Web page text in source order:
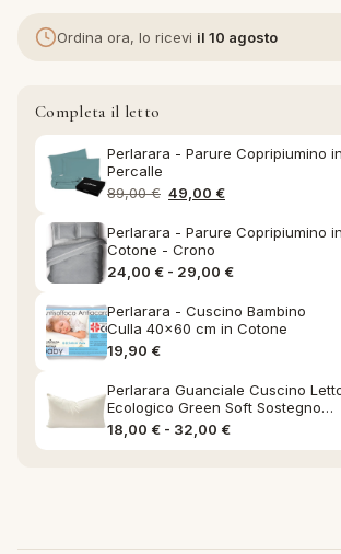
Ordina ora, lo ricevi il 10 agosto
Completa il letto
Perlarara - Parure Copripiumino in
Percalle
89,00€ Il prezzo originale era:
49,00 €Il prezzo
Perlarara - Parure Copripiumino in
Cotone - Crono
24,00 € - 29,00 €Fascia di
Perlarara - Cuscino Bambino
Culla 40x60 cm in Cotone
19,90 €
Perlarara Guanciale Cuscino
Ecologico Green Soft Sostegno
Classico federa in Cotone Naturale
18,00 € - 32,00 €Fascia di